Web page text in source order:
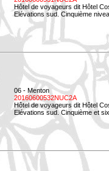
Hôtel de voyageurs dit Hôtel
Elévations sud. Cinquième
06 - Menton
20160600532NUC2A
Hôtel de voyageurs dit Hôtel
Elévations sud. Cinquième et